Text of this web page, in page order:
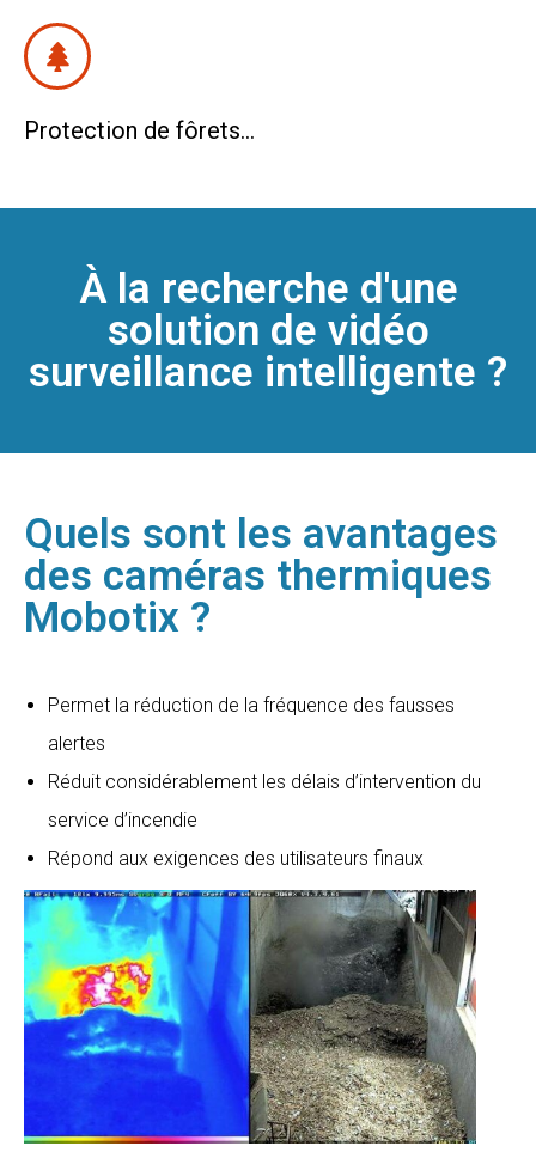
Protection de fôrets...
À la recherche d'une
solution de vidéo
surveillance intelligente ?
Quels sont les avantages
des caméras thermiques
Mobotix ?
Permet la réduction de la fréquence des fausses
alertes
Réduit considérablement les délais d’intervention du
service d’incendie
Répond aux exigences des utilisateurs finaux